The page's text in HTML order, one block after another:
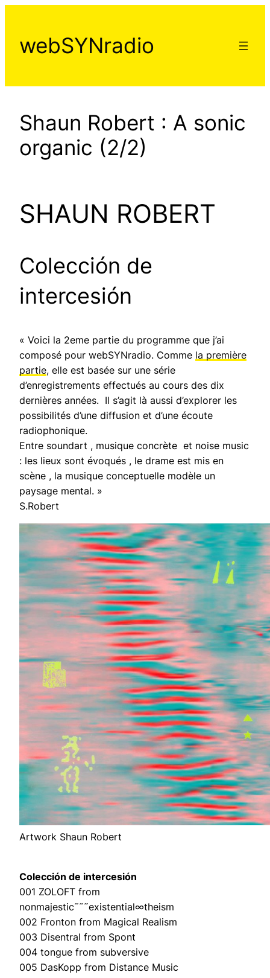
contenu
webSYNradio
Shaun Robert : A sonic
organic (2/2)
SHAUN ROBERT
Colección de
intercesión
« Voici la 2eme partie du programme que j’ai
composé pour webSYNradio. Comme la première
partie, elle est basée sur une série
d’enregistrements effectués au cours des dix
dernières années. Il s’agit là aussi d’explorer les
possibilités d’une diffusion et d’une écoute
radiophonique.
Entre soundart , musique concrète et noise music
: les lieux sont évoqués , le drame est mis en
scène , la musique conceptuelle modèle un
paysage mental. »
S.Robert
Artwork Shaun Robert
Colección de intercesión
001 ZOLOFT from
nonmajestic˜˜˜existential∞theism
002 Fronton from Magical Realism
003 Disentral from Spont
004 tongue from subversive
005 DasKopp from Distance Music